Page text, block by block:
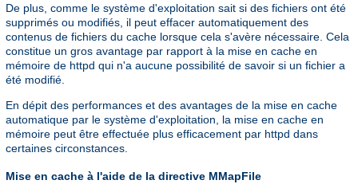
De plus, comme le système d'exploitation sait si des fichiers ont été
supprimés ou modifiés, il peut effacer automatiquement des
contenus de fichiers du cache lorsque cela s'avère nécessaire. Cela
constitue un gros avantage par rapport à la mise en cache en
mémoire de httpd qui n'a aucune possibilité de savoir si un fichier a
été modifié.
En dépit des performances et des avantages de la mise en cache
automatique par le système d'exploitation, la mise en cache en
mémoire peut être effectuée plus efficacement par httpd dans
certaines circonstances.
Mise en cache à l'aide de la directive MMapFile